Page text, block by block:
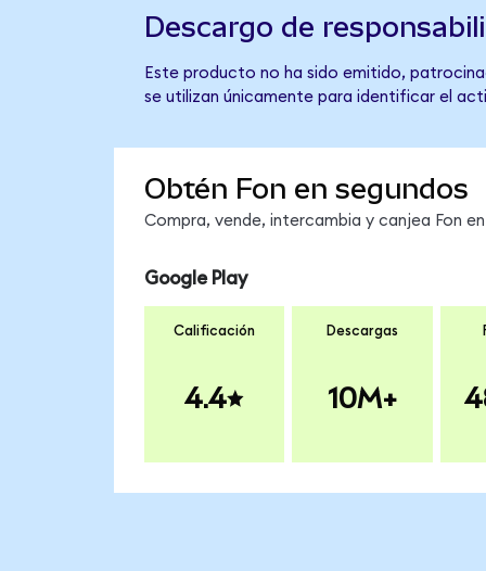
Descargo de
Este producto no ha sido emitido,
se utilizan únicamente para identificar el
Obtén Fon en segundos
Compra, vende, intercambia y canjea Fon
Google Play
Calificación
4.4
Descargas
10M+